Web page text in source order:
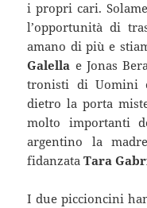
i propri cari.
l’opportunità di
amano di più e
Galella e Jonas
tronisti di Uomini
dietro la porta
molto importanti
argentino la
fidanzataTara
I due piccioncini